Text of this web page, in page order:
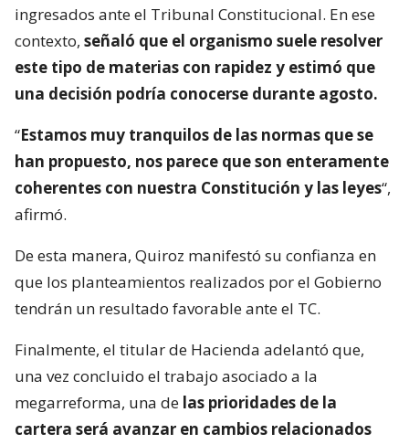
ingresados ante el Tribunal Constitucional. En ese
contexto, señaló que el organismo suele resolver
este tipo de materias con rapidez y estimó que
una decisión podría conocerse durante agosto.
“Estamos muy tranquilos de las normas que se
han propuesto, nos parece que son enteramente
coherentes con nuestra Constitución y las leyes“,
afirmó.
De esta manera, Quiroz manifestó su confianza en
que los planteamientos realizados por el Gobierno
tendrán un resultado favorable ante el TC.
Finalmente, el titular de Hacienda adelantó que,
una vez concluido el trabajo asociado a la
megarreforma, una de las prioridades de la
cartera será avanzar en cambios relacionados